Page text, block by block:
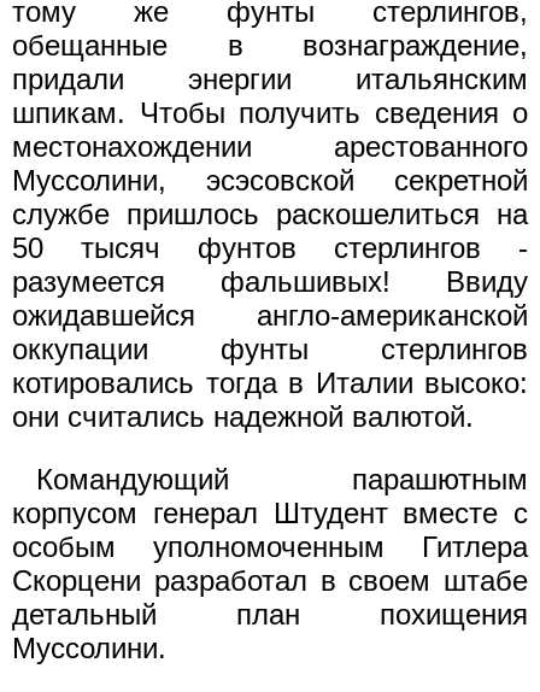
тому же фунты стерлингов,
обещанные в вознаграждение,
придали энергии итальянским
шпикам. Чтобы получить сведения о
местонахождении арестованного
Муссолини, эсэсовской секретной
службе пришлось раскошелиться на
50 тысяч фунтов стерлингов -
разумеется фальшивых! Ввиду
ожидавшейся англо-американской
оккупации фунты стерлингов
котировались тогда в Италии высоко:
они считались надежной валютой.
Командующий парашютным
корпусом генерал Штудент вместе с
особым уполномоченным Гитлера
Скорцени разработал в своем штабе
детальный план похищения
Муссолини.